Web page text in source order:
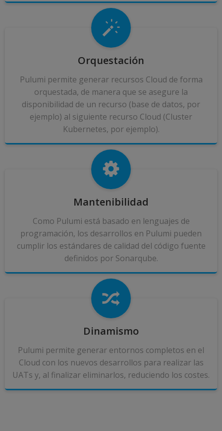
Orquestación
Pulumi permite generar recursos Cloud de forma
orquestada, de manera que se asegure la
disponibilidad de un recurso (base de datos, por
ejemplo) al siguiente recurso Cloud (Cluster
Kubernetes, por ejemplo).
Mantenibilidad
Como Pulumi está basado en lenguajes de
programación, los desarrollos en Pulumi pueden
cumplir los estándares de calidad del código fuente
definidos por Sonarqube.
Dinamismo
Pulumi permite generar entornos completos en el
Cloud con los nuevos desarrollos para realizar las
UATs y, al finalizar eliminarlos, reduciendo los costes.